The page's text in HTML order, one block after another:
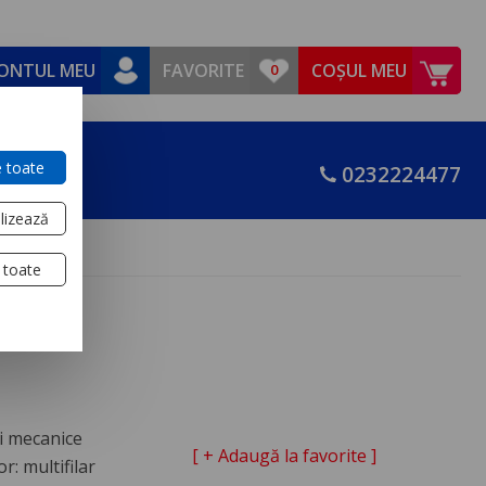
MEU FAVORITE COȘUL MEU
0232224477
multifilar
[ + Adaugă la favorite ]
toate
toate